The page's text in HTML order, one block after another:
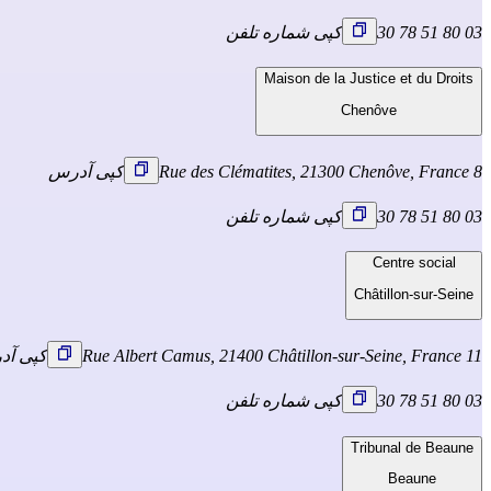
03 80 51 78 30 کپی شماره تلفن
Maison de la Justice et du Droits
Chenôve
8 Rue des Clématites, 21300 Chenôve, France کپی آدرس
03 80 51 78 30 کپی شماره تلفن
Centre social
Châtillon-sur-Seine
11 Rue Albert Camus, 21400 Châtillon-sur-Seine, France کپی
03 80 51 78 30 کپی شماره تلفن
Tribunal de Beaune
Beaune